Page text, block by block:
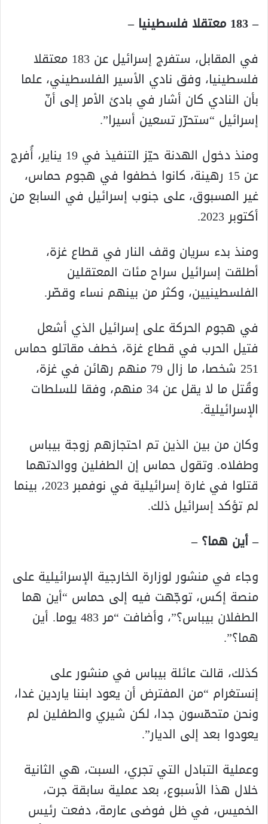
– 183 معتقلا فلسطينيا –
في المقابل، ستفرج إسرائيل عن 183 معتقلا
فلسطينيا، وفق نادي الأسير الفلسطيني، علما
بأن النادي كان أشار في بادئ الأمر إلى أنّ
إسرائيل “ستحرّر تسعين أسيرا”.
ومنذ دخول الهدنة حيّز التنفيذ في 19 يناير، أُفرج
عن 15 رهينة، كانوا خطفوا في هجوم حماس،
غير المسبوق، على جنوب إسرائيل في السابع من
أكتوبر 2023.
ومنذ بدء سريان وقف النار في قطاع غزة،
أطلقت إسرائيل سراح مئات المعتقلين
الفلسطينيين، وكثر من بينهم نساء وقصّر.
في هجوم الحركة على إسرائيل الذي أشعل
فتيل الحرب في قطاع غزة، خطف مقاتلو حماس
251 شخصا، ما زال 79 منهم رهائن في غزة،
وقُتل ما لا يقل عن 34 منهم، وفقا للسلطات
الإسرائيلية.
وكان من بين الذين تم احتجازهم زوجة بيباس
وطفلاه. وتقول حماس إن الطفلين ووالدتهما
قتلوا في غارة إسرائيلية في نوفمبر 2023، بينما
لم تؤكد إسرائيل ذلك.
– أين هما؟ –
وجاء في منشور لوزارة الخارجية الإسرائيلية على
منصة إكس، توجّهت فيه إلى حماس “أين هما
الطفلان بيباس؟”، وأضافت “مر 483 يوما. أين
هما؟”.
كذلك، قالت عائلة بيباس في منشور على
إنستغرام “من المفترض أن يعود ابننا ياردين غدا،
ونحن متحمّسون جدا، لكن شيري والطفلين لم
يعودوا بعد إلى الديار”.
وعملية التبادل التي تجري، السبت، هي الثانية
خلال هذا الأسبوع، بعد عملية سابقة جرت،
الخميس، في ظل فوضى عارمة، دفعت رئيس